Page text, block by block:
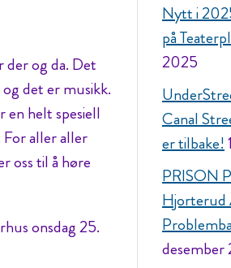
der og da. Det
det er musikk.
en helt spesiell
For aller aller
oss til å høre
onsdag 25.
Nytt i
på
2025
Canal
er tilbake!
PRISON
Hjorterud